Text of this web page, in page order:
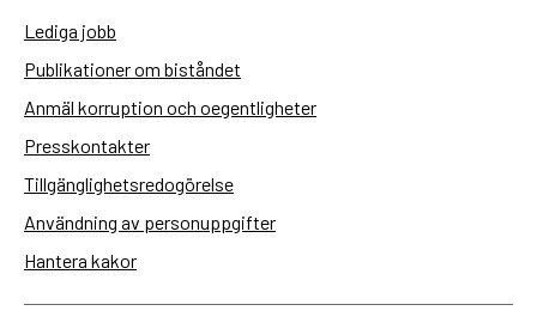
Lediga jobb
Publikationer om biståndet
Anmäl korruption och oegentligheter
Presskontakter
Tillgänglighetsredogörelse
Användning av personuppgifter
Hantera kakor